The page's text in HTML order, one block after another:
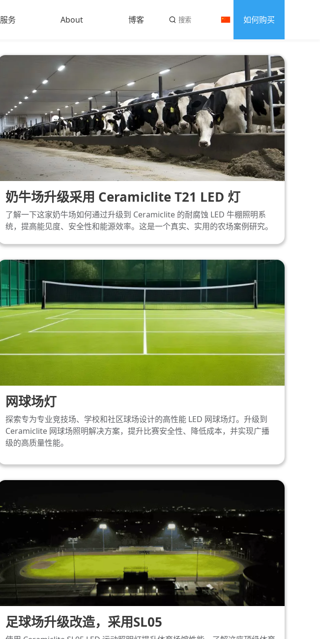
服务 About
About us
联系我们
博客 如何购买
奶牛场升级采用 Ceramiclite T21 LED 灯
了解一下这家奶牛场如何通过升级到 Ceramiclite 的耐腐蚀 LED 牛棚照明系
统，提高能见度、安全性和能源效率。这是一个真实、实用的农场案例研究。
网球场灯
探索专为专业竞技场、学校和社区球场设计的高性能 LED 网球场灯。升级到
Ceramiclite 网球场照明解决方案，提升比赛安全性、降低成本，并实现广播
级的高质量性能。
足球场升级改造，采用SL05